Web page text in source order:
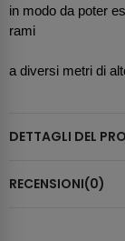
in modo da poter
rami
a diversi metri di
DETTAGLI DEL
RECENSIONI(0)